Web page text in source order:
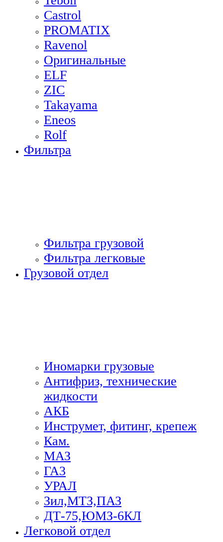
Castrol
PROMATIX
Ravenol
Оригинальные
ELF
ZIC
Takayama
Eneos
Rolf
Фильтра
Фильтра грузовой
Фильтра легковые
Грузовой отдел
Иномарки грузовые
Антифриз, технические
жидкости
АКБ
Инструмет, фитинг, крепеж
Кам.
МАЗ
ГА3
УРАЛ
Зил,МТЗ,ПАЗ
ДТ-75,ЮМЗ-6КЛ
Легковой отдел